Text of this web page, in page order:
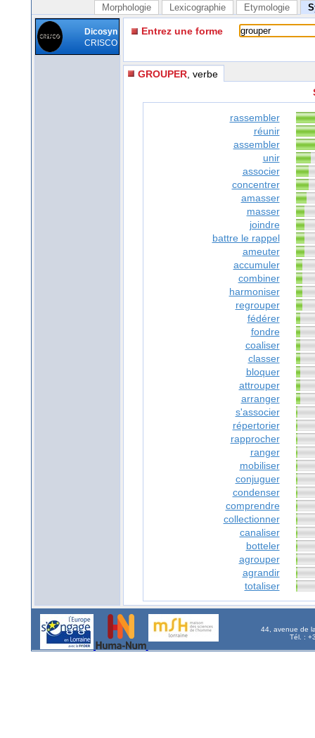
Morphologie Lexicographie Etymologie
Dicosyn
CRISCO
Entrez une forme
GROUPER , verbe
rassembler
réunir
assembler
unir
associer
concentrer
amasser
masser
joindre
battre le rappel
ameuter
accumuler
combiner
harmoniser
regrouper
fédérer
fondre
coaliser
classer
bloquer
attrouper
arranger
s'associer
répertorier
rapprocher
ranger
mobiliser
conjuguer
condenser
comprendre
collectionner
canaliser
botteler
agrouper
agrandir
totaliser
44, avenue de
Tél. :